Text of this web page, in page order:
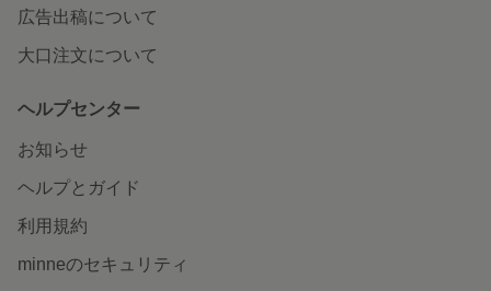
広告出稿について
大口注文について
ヘルプセンター
お知らせ
ヘルプとガイド
利用規約
minneのセキュリティ